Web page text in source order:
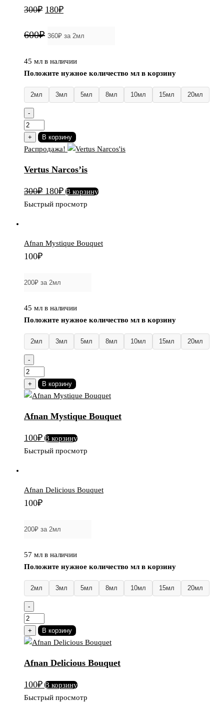
300₽ Первоначальная
составляла
180₽Текущая
180₽.
600₽
45 мл в наличии
Положите нужное количество мл в корзину
2мл 3мл 5мл 8мл 10мл 15мл 20мл
-
Количество
товара
Vertus
+ В корзину
Распродажа!
Vertus Narcos’is
300₽ Первоначальная
цена
180₽Текущая
цена:
В корзину
Быстрый просмотр
Afnan Mystique Bouquet
100₽
45 мл в наличии
Положите нужное количество мл в корзину
2мл 3мл 5мл 8мл 10мл 15мл 20мл
-
Количество
товара
Afnan
Bouquet
+ В корзину
Afnan Mystique Bouquet
100₽ В корзину
Быстрый просмотр
Afnan Delicious Bouquet
100₽
57 мл в наличии
Положите нужное количество мл в корзину
2мл 3мл 5мл 8мл 10мл 15мл 20мл
-
Количество
товара
Afnan
Bouquet
+ В корзину
Afnan Delicious Bouquet
100₽ В корзину
Быстрый просмотр